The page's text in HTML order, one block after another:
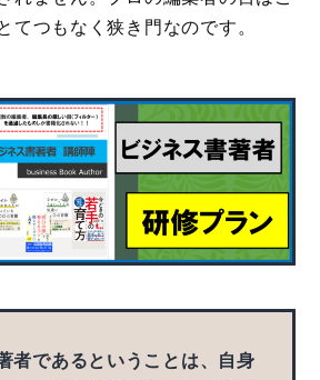
てつもなく狭き門なのです。
者であるということは、自身